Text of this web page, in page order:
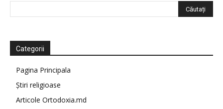
Categorii
Pagina Principala
Știri religioase
Articole Ortodoxia.md